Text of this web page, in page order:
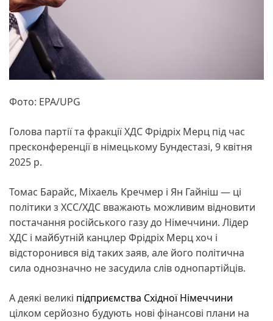
Фото: EPA/UPG
Голова партії та фракції ХДС Фрідріх Мерц під час
пресконференції в німецькому Бундестазі, 9 квітня
2025 р.
Томас Барайс, Міхаель Кречмер і Ян Гайніш — ці
політики з ХСС/ХДС вважають можливим відновити
постачання російського газу до Німеччини. Лідер
ХДС і майбутній канцлер Фрідріх Мерц хоч і
відсторонився від таких заяв, але його політична
сила однозначно не засудила слів однопартійців.
А деякі великі підприємства Східної Німеччини
цілком серйозно будують нові фінансові плани на